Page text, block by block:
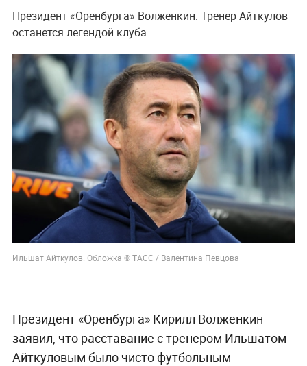
Президент «Оренбурга» Волженкин: Тренер Айткулов
останется легендой клуба
Ильшат Айткулов. Обложка © ТАСС / Валентина Певцова
Президент «Оренбурга» Кирилл Волженкин
заявил, что расставание с тренером Ильшатом
Айткуловым было чисто футбольным